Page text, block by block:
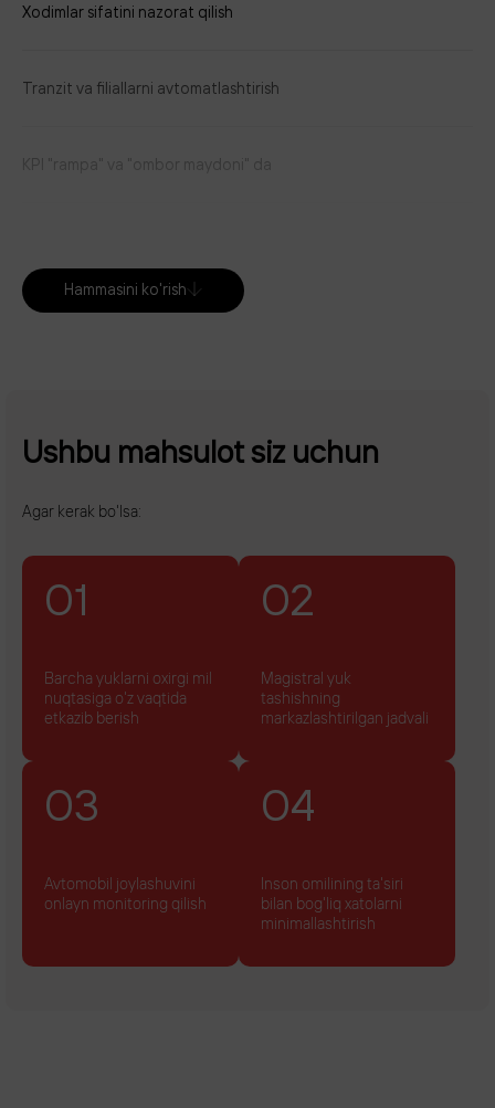
Xodimlar sifatini nazorat qilish
Tranzit va filiallarni avtomatlashtirish
KPI "rampa" va "ombor maydoni" da
Etkazib berishning mumkin bo'lgan kechikishlari haqida kunlik
Tashuvchilar bilan o'zaro hisob-kitoblar
Hammasini ko'rish
Ushbu mahsulot siz uchun
Agar kerak bo'lsa:
01
Barcha yuklarni oxirgi mil
nuqtasiga o'z vaqtida
etkazib berish
02
Magistral yuk
tashishning
markazlashtirilgan jadvali
03
Avtomobil joylashuvini
onlayn monitoring qilish
04
Inson omilining ta'siri
bilan bog'liq xatolarni
minimallashtirish